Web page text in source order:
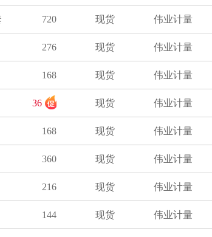
720 现货 伟业计量
276 现货 伟业计量
168 现货 伟业计量
36 现货 伟业计量
168 现货 伟业计量
360 现货 伟业计量
216 现货 伟业计量
144 现货 伟业计量